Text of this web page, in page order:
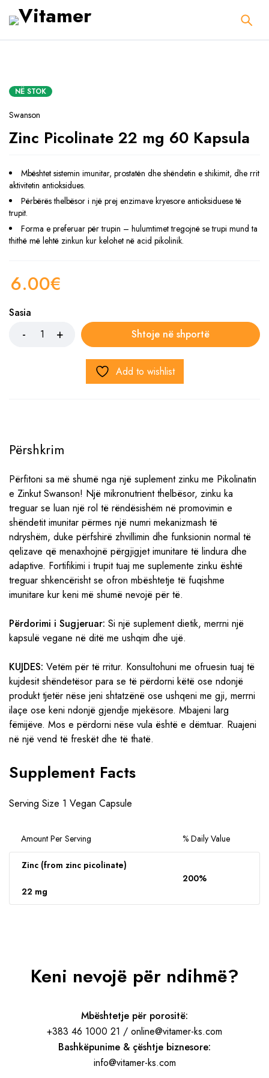
NË STOK
Swanson
Zinc Picolinate 22 mg 60 Kapsula
Mbështet sistemin imunitar, prostatën dhe shëndetin e shikimit, dhe rrit
aktivitetin antioksidues.
Përbërës thelbësor i një prej enzimave kryesore antioksiduese të
trupit.
Forma e preferuar për trupin – hulumtimet tregojnë se trupi mund ta
thithë më lehtë zinkun kur kelohet në acid pikolinik.
6.00€
Sasia
Shtoje në shportë
Add to wishlist
Përshkrim
Përfitoni sa më shumë nga një suplement zinku me Pikolinatin
e Zinkut Swanson! Një mikronutrient thelbësor, zinku ka
treguar se luan një rol të rëndësishëm në promovimin e
shëndetit imunitar përmes një numri mekanizmash të
ndryshëm, duke përfshirë zhvillimin dhe funksionin normal të
qelizave që menaxhojnë përgjigjet imunitare të lindura dhe
adaptive. Fortifikimi i trupit tuaj me suplemente zinku është
treguar shkencërisht se ofron mbështetje të fuqishme
imunitare kur keni më shumë nevojë për të.
Përdorimi i Sugjeruar: Si një suplement dietik, merrni një
kapsulë vegane në ditë me ushqim dhe ujë.
KUJDES: Vetëm për të rritur. Konsultohuni me ofruesin tuaj të
kujdesit shëndetësor para se të përdorni këtë ose ndonjë
produkt tjetër nëse jeni shtatzënë ose ushqeni me gji, merrni
ilaçe ose keni ndonjë gjendje mjekësore. Mbajeni larg
fëmijëve. Mos e përdorni nëse vula është e dëmtuar. Ruajeni
në një vend të freskët dhe të thatë.
Supplement Facts
Serving Size 1 Vegan Capsule
Amount Per Serving % Daily Value
Zinc (from zinc picolinate)
22 mg
200%
Keni nevojë për ndihmë?
Mbështetje për porositë:
+383 46 1000 21 / online@vitamer-ks.com
Bashkëpunime & çështje biznesore:
info@vitamer-ks.com